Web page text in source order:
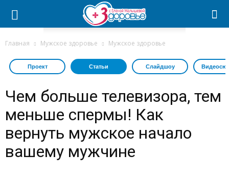
Главная Мужское здоровье Мужское здоровье
Проект Статьи Слайдшоу
Чем больше телевизора, тем
меньше спермы! Как
вернуть мужское начало
вашему мужчине